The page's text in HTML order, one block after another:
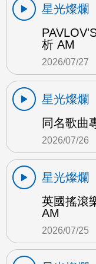
星光燦爛
析 AM
2026/07/27
星光燦爛
同名歌曲
2026/07/26
星光燦爛
英國搖滾
AM
2026/07/25